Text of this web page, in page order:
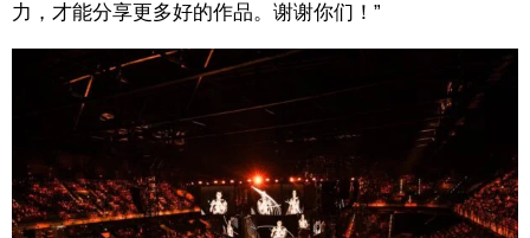
力，才能分享更多好的作品。谢谢你们！”